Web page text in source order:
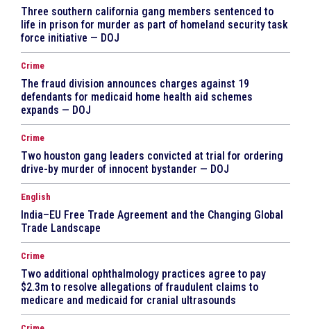
Three southern california gang members sentenced to
life in prison for murder as part of homeland security task
force initiative — DOJ
Crime
The fraud division announces charges against 19
defendants for medicaid home health aid schemes
expands — DOJ
Crime
Two houston gang leaders convicted at trial for ordering
drive-by murder of innocent bystander — DOJ
English
India–EU Free Trade Agreement and the Changing Global
Trade Landscape
Crime
Two additional ophthalmology practices agree to pay
$2.3m to resolve allegations of fraudulent claims to
medicare and medicaid for cranial ultrasounds